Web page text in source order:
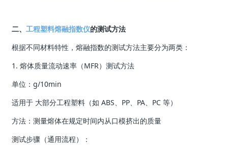
二、工程塑料熔融指数仪的测试方法
根据不同材料特性，熔融指数的测试方法主要分为两类：
1. 熔体质量流动速率（MFR）测试方法
单位：g/10min
适用于 大部分工程塑料（如 ABS、PP、PA、PC 等）
方法：测量熔体在规定时间内从口模挤出的质量
测试步骤（通用流程）：